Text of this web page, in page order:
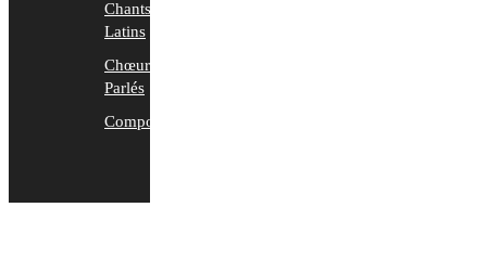
Chants
Latins
Chœurs
Parlés
Compositions